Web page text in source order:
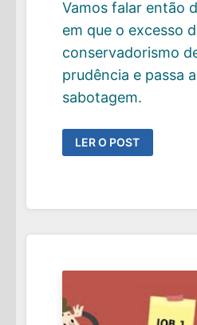
Vamos falar então
em que o excesso
conservadorismo
prudência e passa
sabotagem.
OS
PERIGOS
DO
SEU
FIRE
LER O POST